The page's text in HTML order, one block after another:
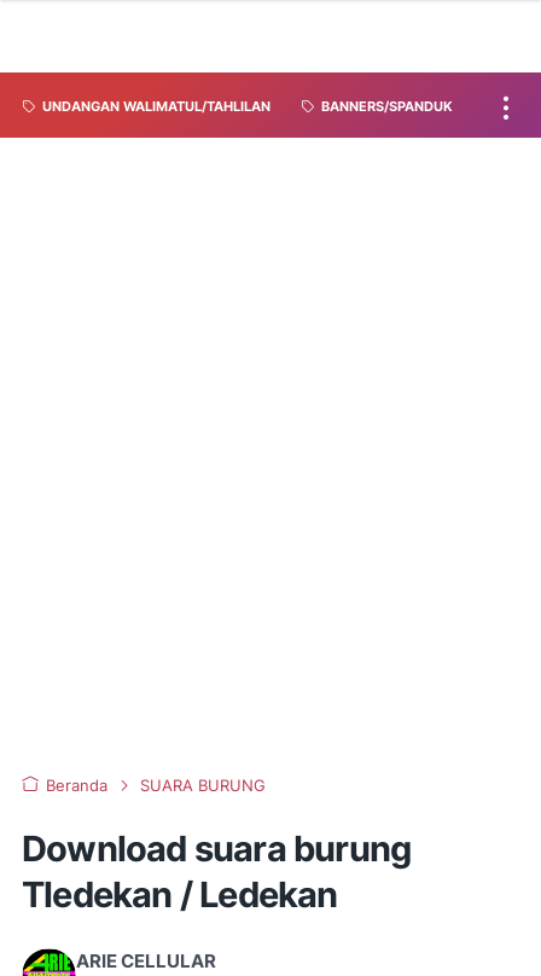
UNDANGAN WALIMATUL/TAHLILAN BANNERS/SPANDUK
Beranda SUARA BURUNG
Download suara burung
Tledekan / Ledekan
ARIE CELLULAR